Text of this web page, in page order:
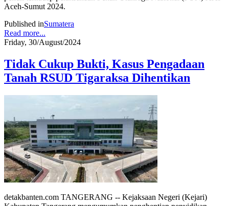
Aceh-Sumut 2024.
Published inSumatera
Read more...
Friday, 30/August/2024
Tidak Cukup Bukti, Kasus Pengadaan
Tanah RSUD Tigaraksa Dihentikan
detakbanten.com TANGERANG -- Kejaksaan Negeri (Kejari)